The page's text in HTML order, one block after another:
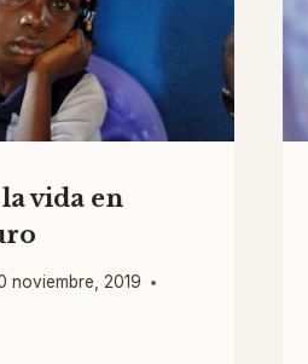
vida en
noviembre, 2019